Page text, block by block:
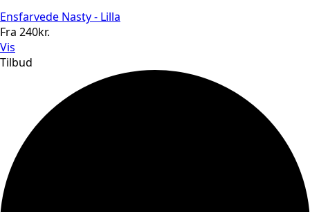
Ensfarvede Nasty - Lilla
Fra 240kr.
Vis
Tilbud